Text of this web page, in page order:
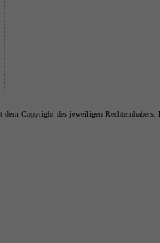
Copyright des jeweiligen